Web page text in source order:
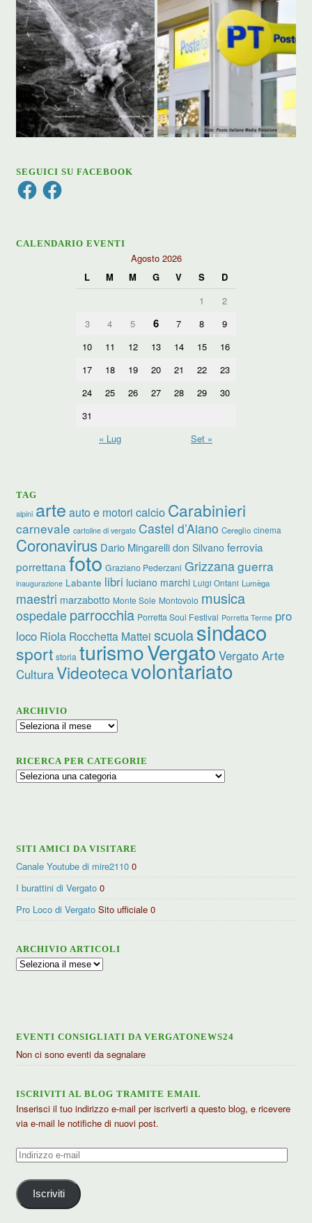
SEGUICI SU FACEBOOK
FacebookFacebook
CALENDARIO EVENTI
Agosto 2026
L
M M G V S
D
1
2
3
4 5 6 7 8
9
10
11 12 13 14 15
16
17
18 19 20 21 22
23
24
25 26 27 28 29
30
31
« Lug
Set »
TAG
alpini arte auto e motori calcio Carabinieri
carnevale cartoline di vergato Castel d’Aiano Cereglio cinema
Coronavirus Dario Mingarelli don Silvano ferrovia
porrettana foto Graziano Pederzani Grizzanaguerra
inaugurazione Labante libri luciano marchi Luigi Ontani Lumèga
maestri marzabotto Monte Sole Montovolo musica
ospedale parrocchia Porretta Soul Festival Porretta Terme pro
loco Riola Rocchetta Mattei scuolasindaco
sport storia turismoVergato Vergato Arte
CulturaVideotecavolontariato
ARCHIVIO
Archivio
RICERCA PER CATEGORIE
Ricerca
SITI AMICI DA VISITARE
Canale Youtube di mire2110 0
I burattini di Vergato 0
Pro Loco di Vergato Sito ufficiale 0
ARCHIVIO ARTICOLI
Archivio
EVENTI CONSIGLIATI DA VERGATONEWS24
Non ci sono eventi da segnalare
ISCRIVITI AL BLOG TRAMITE EMAIL
Inserisci il tuo indirizzo e-mail per iscriverti a questo blog, e ricevere
via e-mail le notifiche di nuovi post.
Indirizzo
mail
Iscriviti